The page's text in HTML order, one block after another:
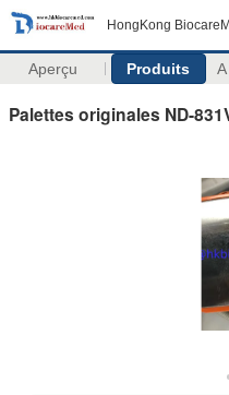
HongKong
Aperçu Produits
Palettes originales ND-